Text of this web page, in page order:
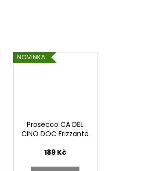
NOVINKA
Prosecco CA DEL
CINO DOC Frizzante
189 Kč